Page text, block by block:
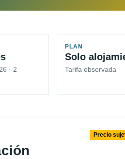
· 2
PLAN
Solo
Tarifa observada
Precio